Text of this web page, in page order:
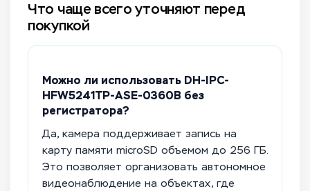
Что чаще всего уточняют перед
покупкой
Можно ли использовать DH-IPC-
HFW5241TP-ASE-0360B без
регистратора?
Да, камера поддерживает запись на
карту памяти microSD объемом до 256 ГБ.
Это позволяет организовать автономное
видеонаблюдение на объектах, где